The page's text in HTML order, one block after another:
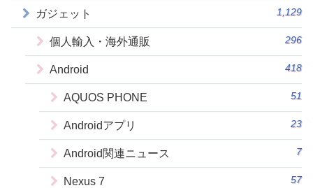
ガジェット 1,129
個人輸入・海外通販 296
Android 418
AQUOS PHONE 51
Androidアプリ 23
Android関連ニュース 7
Nexus 7 57